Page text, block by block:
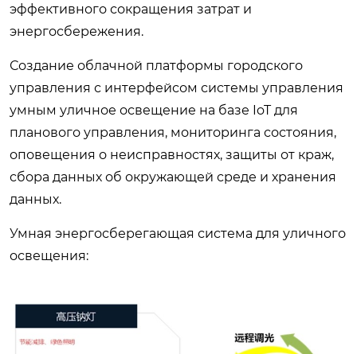
эффективного сокращения затрат и
энергосбережения.
Создание облачной платформы городского
управления с интерфейсом системы управления
умным уличное освещение на базе IoT для
планового управления, мониторинга состояния,
оповещения о неисправностях, защиты от краж,
сбора данных об окружающей среде и хранения
данных.
Умная энергосберегающая система для уличного
освещения: